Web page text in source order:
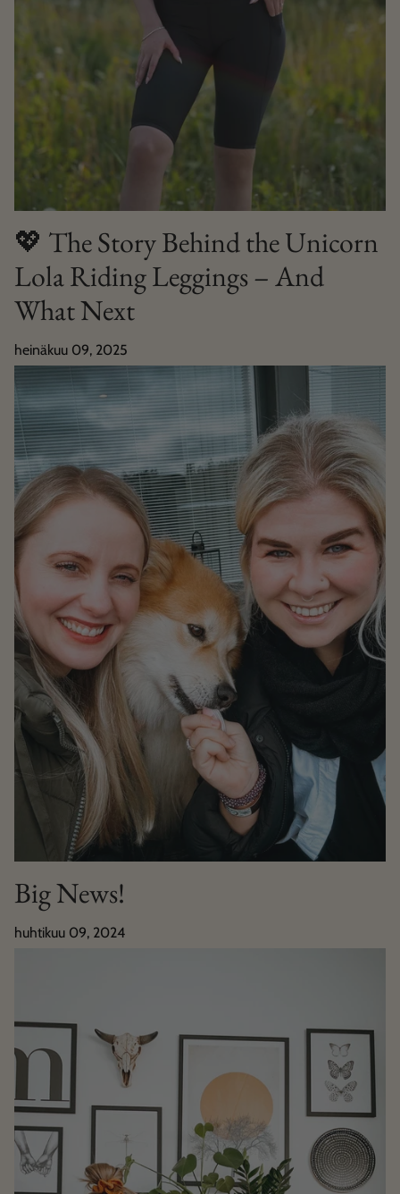
💖 The Story Behind the Unicorn
Lola Riding Leggings – And
What Next
heinäkuu 09, 2025
Big News!
huhtikuu 09, 2024